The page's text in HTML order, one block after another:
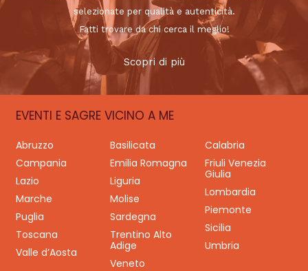
selezionate per qualità e autenticità.
Fatti trovare da chi cerca il meglio!
Scopri di più
EVENTI E SAGRE VICINO A ME
Abruzzo Basilicata
Calabria
Campania
Emilia Romagna
Friuli Venezia
Giulia
Lazio
Liguria
Lombardia
Marche
Molise
Piemonte
Puglia
Sardegna
Sicilia
Toscana
Trentino Alto
Adige
Umbria
Valle d’Aosta
Veneto